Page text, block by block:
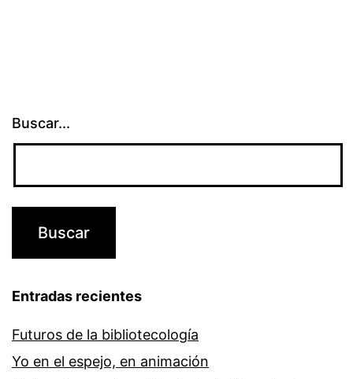
Buscar...
Entradas recientes
Futuros de la bibliotecología
Yo en el espejo, en animación